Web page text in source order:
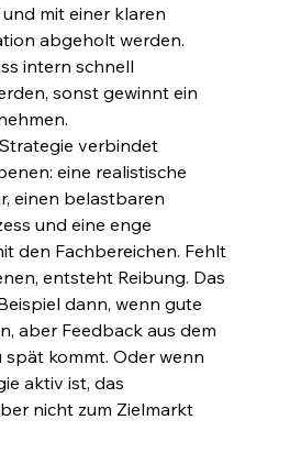
mit einer klaren
abgeholt werden.
intern schnell
sonst gewinnt ein
verbindet
eine realistische
einen belastbaren
und eine enge
den Fachbereichen. Fehlt
entsteht Reibung. Das
dann, wenn gute
aber Feedback aus dem
spät kommt. Oder wenn
aktiv ist, das
nicht zum Zielmarkt